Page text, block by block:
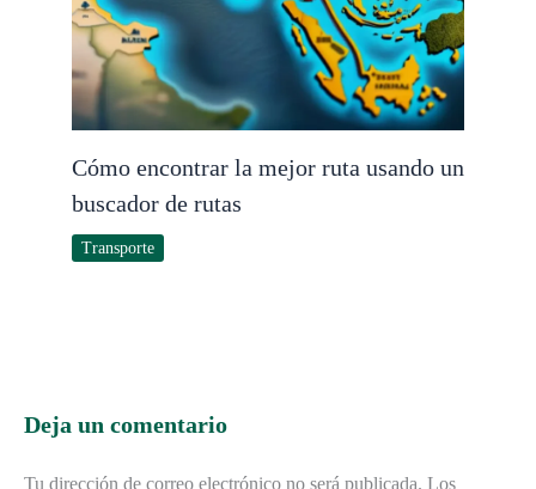
Cómo encontrar la mejor ruta usando un
buscador de rutas
Transporte
Deja un comentario
Tu dirección de correo electrónico no será publicada. Los